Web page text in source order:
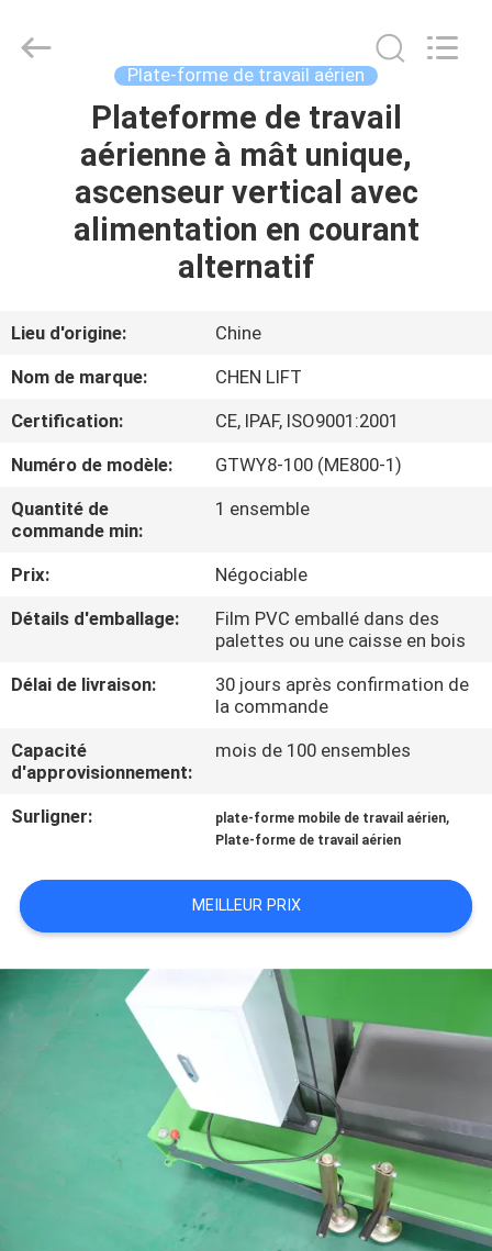
MAISON
À
PROPOS
DE
VISITE
L'USINE
DE
LA
QUALITÉ
CONTACTER
NOUVELLES
DEMANDEZ
UN DEVIS
MACHINERY
Plate-forme de travail aérien
Plateforme de travail
aérienne à mât unique,
ascenseur vertical avec
alimentation en courant
alternatif
Lieu d'origine:
Chine
Nom de marque:
CHEN LIFT
Certification:
CE, IPAF, ISO9001:2001
Numéro de modèle:
GTWY8-100 (ME800-1)
Quantité de
commande min:
1 ensemble
Prix:
Négociable
Détails d'emballage:
Film PVC emballé dans des
palettes ou une caisse en bois
Délai de livraison:
30 jours après confirmation de
la commande
Capacité
d'approvisionnement:
mois de 100 ensembles
Surligner: plate-forme mobile de travail aérien,
Plate-forme de travail aérien
MEILLEUR PRIX